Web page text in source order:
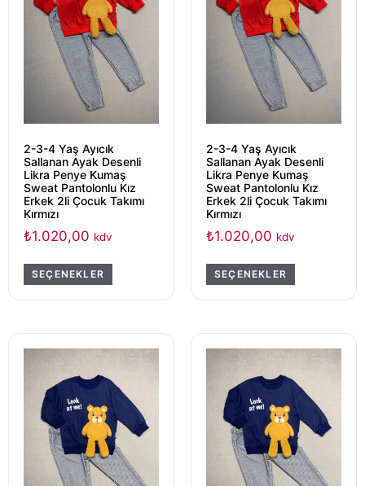
2-3-4 Yaş Ayıcık
Sallanan Ayak Desenli
Likra Penye Kumaş
Sweat Pantolonlu Kız
Erkek 2li Çocuk Takımı
Kırmızı
₺1.020,00 kdv
SEÇENEKLER
2-3-4 Yaş Ayıcık
Sallanan Ayak Desenli
Likra Penye Kumaş
Sweat Pantolonlu Kız
Erkek 2li Çocuk Takımı
Kırmızı
₺1.020,00 kdv
SEÇENEKLER